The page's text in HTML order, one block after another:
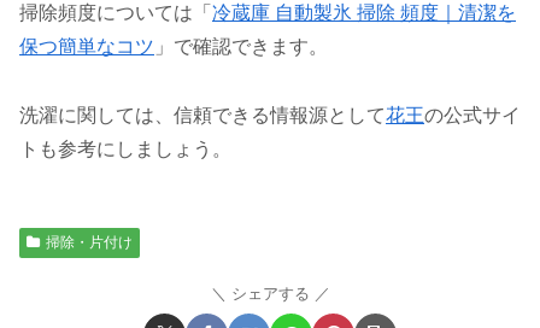
掃除頻度については「 冷蔵庫 自動製氷 掃除 頻度｜清潔を
保つ簡単なコツ 」で確認できます。
洗濯に関しては、信頼できる情報源として花王の公式サイ
トも参考にしましょう。
掃除・片付け
シェアする